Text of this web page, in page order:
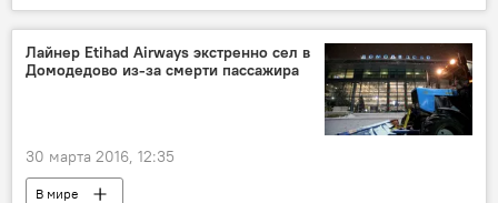
Лайнер Etihad Airways экстренно сел в
Домодедово из-за смерти пассажира
30 марта 2016, 12:35
В мире